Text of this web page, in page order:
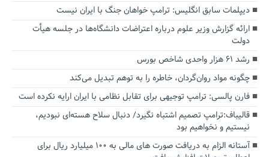
دیپلمات سابق انگلیس:‌ ترامپ خواهان جنگ با ایران نیست
ارائه گزارش وزیر علوم درباره اعتراضات دانشگاه‌ها در جلسه هیأت
دولت
رشد ۶۱ هزار واحدی شاخص بورس
چگونه مواد روان‌گردان، خاطره را به توهم تبدیل می‌کند
فارن پالسی: ترامپ توجیهی برای تقابل نظامی با ایران ارایه نکرده است
قالیباف:ترامپ تصمیم اشتباه نگیرد/ دنبال سلاح هسته‌ای نبودیم،
نیستیم و نخواهیم بود
آستانه الزام به دریافت صورت های مالی به ۱۰۰ میلیارد ریال برای